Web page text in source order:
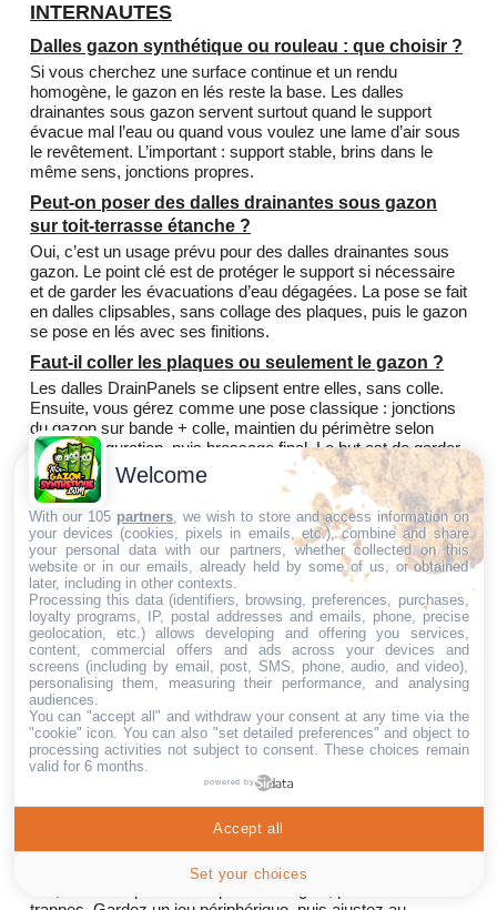
INTERNAUTES
Dalles gazon synthétique ou rouleau : que choisir ?
Si vous cherchez une surface continue et un rendu
homogène, le gazon en lés reste la base. Les dalles
drainantes sous gazon servent surtout quand le support
évacue mal l’eau ou quand vous voulez une lame d’air sous
le revêtement. L’important : support stable, brins dans le
même sens, jonctions propres.
Peut-on poser des dalles drainantes sous gazon
sur toit-terrasse étanche ?
Oui, c’est un usage prévu pour des dalles drainantes sous
gazon. Le point clé est de protéger le support si nécessaire
et de garder les évacuations d’eau dégagées. La pose se fait
en dalles clipsables, sans collage des plaques, puis le gazon
se pose en lés avec ses finitions.
Faut-il coller les plaques ou seulement le gazon ?
Les dalles DrainPanels se clipsent entre elles, sans colle.
Ensuite, vous gérez comme une pose classique : jonctions
du gazon sur bande + colle, maintien du périmètre selon
votre configuration, puis brossage final. Le but est de garder
le drainage et une finition nette.
Est-ce que ça aide vraiment contre la stagnation
d’eau ?
Une sous-couche drainante améliore l’évacuation sous le
gazon en créant une lame d’air et un chemin pour l’eau. Le
point décisif reste la sortie : l’eau doit pouvoir rejoindre une
évacuation. Repérez les points bas, gardez les avaloirs
accessibles et contrôlez le chemin de l’eau en fin de pose.
Quelle quantité de dalles prévoir pour votre surface
?
Le repère simple est au mètre carré : 1 m² correspond à une
plaque 1 m × 1 m. Si vous avez beaucoup d’angles, de
poteaux ou de trappes, prévoyez une petite marge. Le
calepinage avant découpe vous évite les chutes et place les
raccords au bon endroit.
FAQ : DALLES SOUS GAZON SYNTHÉTIQUE
Peut-on découper les dalles facilement ?
Welcome
With our 105 partners , we wish to store and access information on
your devices (cookies, pixels in emails, etc.), combine and share
your personal data with our partners, whether collected on this
website or in our emails, already held by some of us, or obtained
later, including in other contexts.
Processing this data (identifiers, browsing, preferences, purchases,
loyalty programs, IP, postal addresses and emails, phone, precise
geolocation, etc.) allows developing and offering you services,
content, commercial offers and ads across your devices and
screens (including by email, post, SMS, phone, audio, and video),
personalising them, measuring their performance, and analysing
audiences.
You can "accept all" and withdraw your consent at any time via the
"cookie" icon . You can also "set detailed preferences" and object to
processing activities not subject to consent. These choices remain
valid for 6 months.
powered by
Set your choices
Accept all